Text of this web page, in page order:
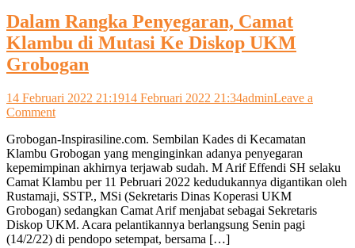
Dalam Rangka Penyegaran, Camat
Klambu di Mutasi Ke Diskop UKM
Grobogan
14 Februari 2022 21:1914 Februari 2022 21:34adminLeave a
Commenton
Rangka
Penyegaran,
Camat
Klambu
di
Mutasi
Ke
Diskop
Grobogan-Inspirasiline.com. Sembilan Kades di Kecamatan
Klambu Grobogan yang menginginkan adanya penyegaran
kepemimpinan akhirnya terjawab sudah. M Arif Effendi SH selaku
Camat Klambu per 11 Pebruari 2022 kedudukannya digantikan oleh
Rustamaji, SSTP., MSi (Sekretaris Dinas Koperasi UKM
Grobogan) sedangkan Camat Arif menjabat sebagai Sekretaris
Diskop UKM. Acara pelantikannya berlangsung Senin pagi
(14/2/22) di pendopo setempat, bersama […]